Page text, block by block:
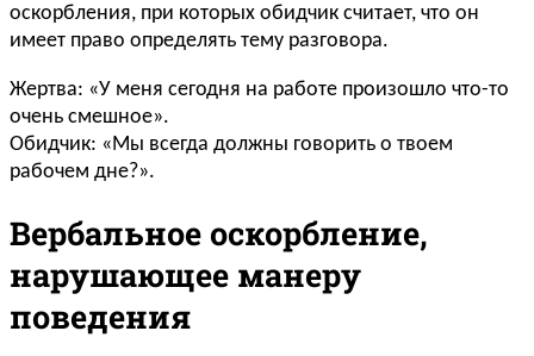
оскорбления, при которых обидчик считает, что он
имеет право определять тему разговора.
Жертва: «У меня сегодня на работе произошло что-то
очень смешное».
Обидчик: «Мы всегда должны говорить о твоем
рабочем дне?».
Вербальное оскорбление,
нарушающее манеру
поведения